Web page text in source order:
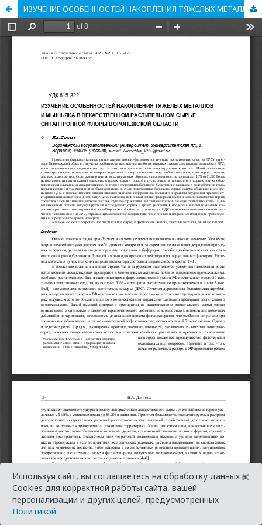
ИЗУЧЕНИЕ ОСОБЕННОСТЕЙ НАКОПЛЕНИЯ ТЯЖЕЛЫХ МЕТАЛЛОВ И МЫШЬЯКА В ЛЕКАРСТВЕННОМ РАСТИТЕЛЬНОМ СЫРЬЕ СИНАНТРОПНОЙ ФЛОРЫ ВОРОНЕЖСКОЙ ОБЛАСТИ
Используя сайт, вы соглашаетесь на обработку данных в
Cookies для корректной работы сайта, вашей
персонализации и других целей, предусмотренных
Политикой
×